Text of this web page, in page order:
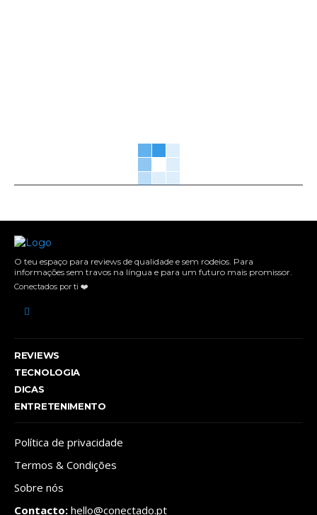
O teu espaço para reviews de qualidade e sem rodeios. Para
informações sem travos na língua e para um futuro mais promissor.
Conectados por ti ❤️
REVIEWS
TECNOLOGIA
DICAS
ENTRETENIMENTO
Política de privacidade
Termos & Condições
Sobre nós
Contacto: hello@conectado.pt